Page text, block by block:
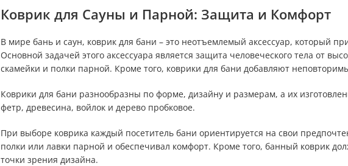
Коврик для Сауны и Парной: Защита и Комфорт
В мире бань и саун, коврик для бани – это неотъемлемый аксессуар, который
Основной задачей этого аксессуара является защита человеческого тела от
скамейки и полки парной. Кроме того, коврики для бани добавляют
Коврики для бани разнообразны по форме, дизайну и размерам, а их
фетр, древесина, войлок и дерево пробковое.
При выборе коврика каждый посетитель бани ориентируется на свои
полки или лавки парной и обеспечивал комфорт. Кроме того, банный коврик
точки зрения дизайна.